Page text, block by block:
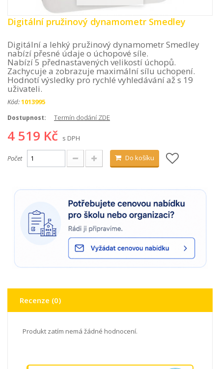
Digitální pružinový dynamometr Smedley
Digitální a lehký pružinový dynamometr Smedley
nabízí přesné údaje o úchopové síle.
Nabízí 5 přednastavených velikostí úchopů.
Zachycuje a zobrazuje maximální sílu uchopení.
Hodnotí výsledky pro rychlé vyhledávání až s 19
uživateli.
Kód:1013995
Dostupnost: Termín dodání ZDE
4 519 Kč s DPH
Počet Do košíku
Recenze (0)
Produkt zatím nemá žádné hodnocení.